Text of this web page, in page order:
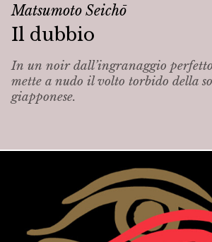
Matsumoto Seichō
Il dubbio
In un noir dall’ingranaggio
mette a nudo il volto torbido della
giapponese.